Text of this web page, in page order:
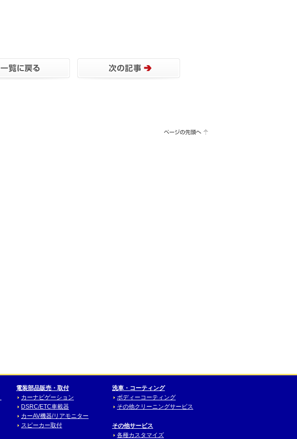
電装部品販売・取付
カーナビゲーション
DSRC/ETC車載器
カーAV機器/リアモニター
スピーカー取付
洗車・コーティング
ボディーコーティング
その他クリーニングサービス
その他サービス
各種カスタマイズ